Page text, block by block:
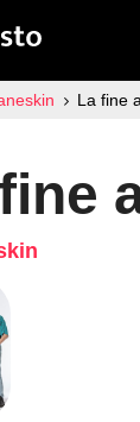
La fine